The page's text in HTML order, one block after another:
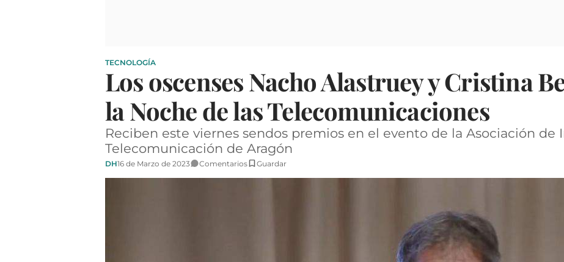
TECNOLOGÍA
Los oscenses Nacho Alastruey y Cristina
la Noche de las Telecomunicaciones
Reciben este viernes sendos premios en el evento de la Asociación de
Telecomunicación de Aragón
DH16 de Marzo de 2023 Comentarios Guardar